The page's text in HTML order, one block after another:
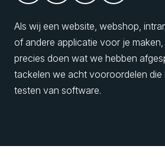
Als wij een website, webshop,
of andere applicatie voor je
precies doen wat we hebben
tackelen we acht vooroordelen
testen van software.